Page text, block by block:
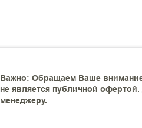
Важно: Обращаем Ваше внимание
не является публичной
менеджеру.